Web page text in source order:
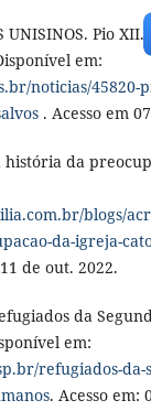
UNISINOS. Pio
em:
noticias/45820-
. Acesso em
história da
blogs/
da-igreja-
de out. 2022.
da
em:
refugiados-da-
. Acesso em: